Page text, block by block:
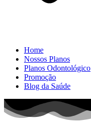
Home
Nossos Planos
Planos Odontológico
Promoção
Blog da Saúde